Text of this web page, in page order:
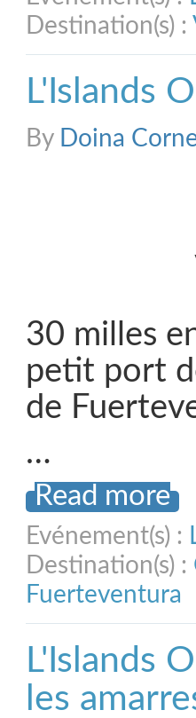
Destination(s) :
L'Islands
By Doina
30 milles
petit port
de
…
Read more
Evénement(s) :
Destination(s) :
Fuerteventura
L'Islands
les